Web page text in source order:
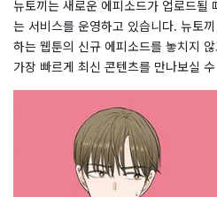
뉴토끼는 새로운 에피소드가 업로드될
는 서비스를 운영하고 있습니다. 뉴토
하는 웹툰의 신규 에피소드를 놓치지
가장 빠르게 최신 콘텐츠를 만나보실